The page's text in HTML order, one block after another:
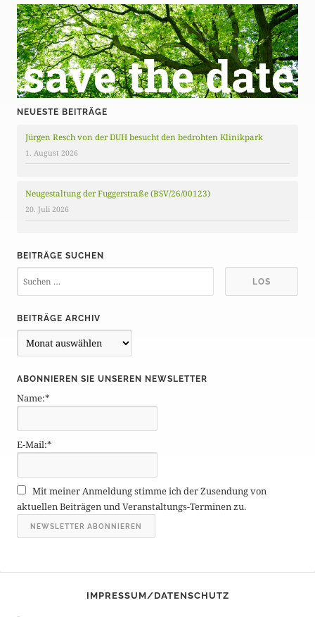
NEUESTE BEITRÄGE
Jürgen Resch von der DUH besucht den bedrohten Klinikpark
1. August 2026
Neugestaltung der Fuggerstraße (BSV/26/00123)
20. Juli 2026
BEITRÄGE SUCHEN
BEITRÄGE ARCHIV
e
t
r
g
e
r
c
h
v
ABONNIEREN SIE UNSEREN NEWSLETTER
Name:*
E-Mail:*
Mit meiner Anmeldung stimme ich der Zusendung von
aktuellen Beiträgen und Veranstaltungs-Terminen zu.
IMPRESSUM/DATENSCHUTZ